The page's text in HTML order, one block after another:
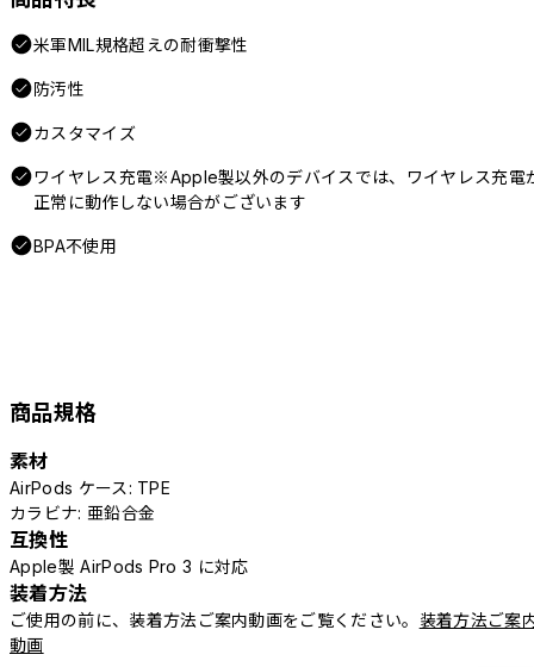
米軍MIL規格超えの耐衝撃性
防汚性
カスタマイズ
ワイヤレス充電※Apple製以外のデバイスでは、ワイヤレス充電
正常に動作しない場合がございます
BPA不使用
商品規格
素材
AirPods ケース: TPE
カラビナ: 亜鉛合金
互換性
Apple製 AirPods Pro 3 に対応
装着方法
ご使用の前に、装着方法ご案内動画をご覧ください。 装着方法ご案
動画